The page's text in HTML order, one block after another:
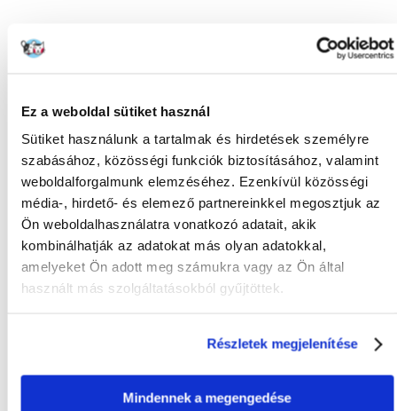
Ez a weboldal sütiket használ
Sütiket használunk a tartalmak és hirdetések személyre
szabásához, közösségi funkciók biztosításához, valamint
weboldalforgalmunk elemzéséhez. Ezenkívül közösségi
média-, hirdető- és elemező partnereinkkel megosztjuk az
Ön weboldalhasználatra vonatkozó adatait, akik
kombinálhatják az adatokat más olyan adatokkal,
amelyeket Ön adott meg számukra vagy az Ön által
használt más szolgáltatásokból gyűjtöttek.
Részletek megjelenítése
Mindennek a megengedése
Gyakori Kérdések (GYIK)
FAJTA: Levegőztető
Tulajdonságok
JÓTÁLLÁSI IDŐ: 3 év
Mi a termék értékelési szabályzat?